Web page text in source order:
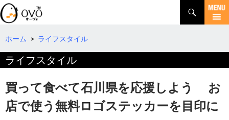
検
索
コ
テ
ツ
へ
移
動
ホーム > ライフスタイル
ライフスタイル
買って食べて石川県を応援しよう お
店で使う無料ロゴステッカーを目印に